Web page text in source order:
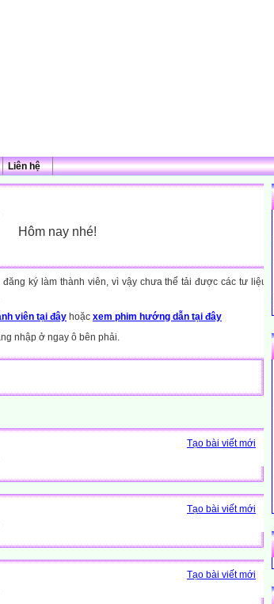
Liên hệ
Hôm nay nhé!
ký làm thành viên, vì vậy chưa thể tải được các tư liệu
viên tại đây hoặc xem phim hướng dẫn tại đây
nhập ở ngay ô bên phải.
Tạo bài viết mới
Tạo bài viết mới
Tạo bài viết mới